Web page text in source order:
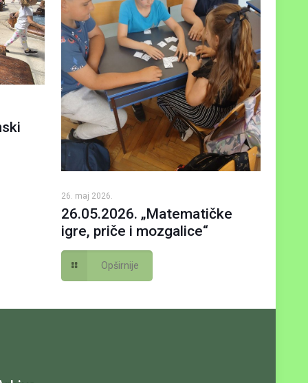
26. maj 2026.
26.05.2026. „Matematičke
igre, priče i mozgalice“
Opširnije